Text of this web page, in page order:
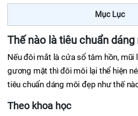
Mục Lục
Thế nào là tiêu chuẩn dáng
Nếu đôi mắt là cửa sổ tâm hồn, mũi
gương mặt thì đôi môi lại thể hiện
tiêu chuẩn dáng môi đẹp như thế
Theo khoa học